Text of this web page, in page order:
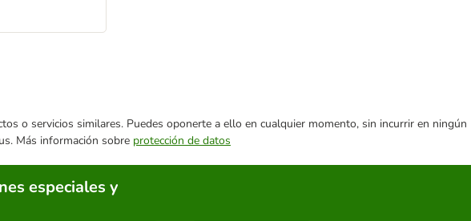
o servicios similares. Puedes oponerte a ello en cualquier momento, sin incurrir en ningún
Más información sobre protección de datos
especiales y